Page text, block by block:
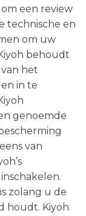
een review
technische en
om uw
behoudt
het
in te
genoemde
van
zolang u de
houdt. Kiyoh